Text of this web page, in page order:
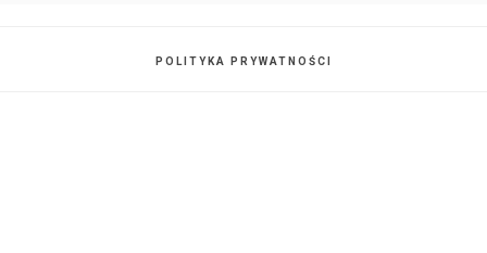
POLITYKA PRYWATNOŚCI